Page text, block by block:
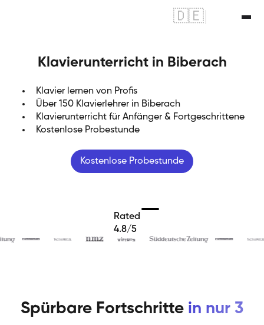
🇩🇪
Klavierunterricht in Biberach
Klavier lernen von Profis
Über 150 Klavierlehrer in Biberach
Klavierunterricht für Anfänger & Fortgeschrittene
Kostenlose Probestunde
Kostenlose Probestunde
Rated
4.8/5
Spürbare Fortschritte in nur 3